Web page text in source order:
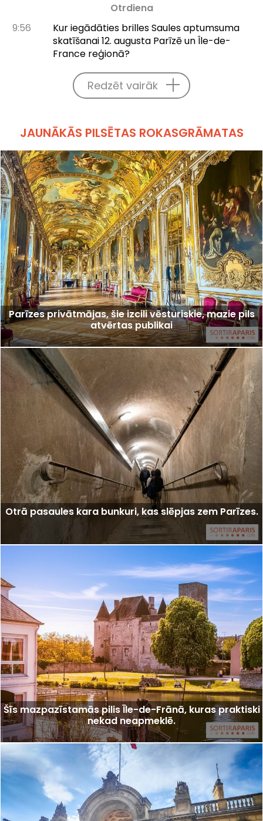
Otrdiena
9:56
Kur iegādāties brilles Saules aptumsuma
skatīšanai 12. augusta Parīzē un Île-de-
France reģionā?
Redzēt vairāk
JAUNĀKĀS PILSĒTAS ROKASGRĀMATAS
Parīzes privātmājas, šie izcili vēsturiskie, mazie pils
atvērtas publikai
Otrā pasaules kara bunkuri, kas slēpjas zem Parīzes.
Šīs mazpazīstamās pilis Īle-de-Frānā, kuras praktiski
nekad neapmeklē.